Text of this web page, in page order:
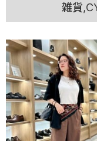
雑貨